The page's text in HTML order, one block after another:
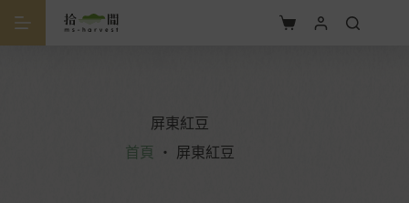
屏東紅豆
首頁
・ 屏東紅豆